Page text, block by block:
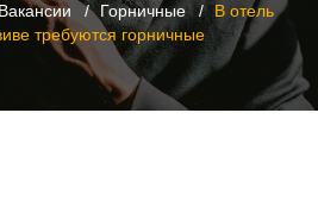
Вакансии Горничные
В отель
требуются горничные